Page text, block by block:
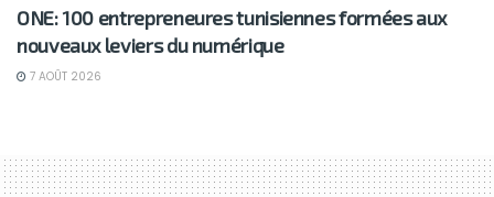
ONE: 100 entrepreneures tunisiennes formées aux
nouveaux leviers du numérique
7 AOÛT 2026